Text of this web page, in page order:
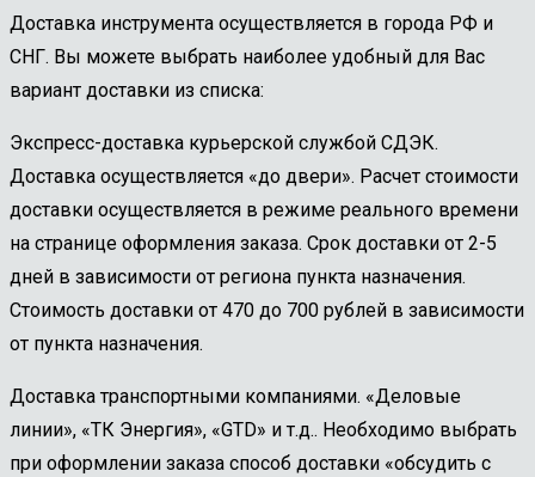
Доставка инструмента осуществляется в города РФ и
СНГ. Вы можете выбрать наиболее удобный для Вас
вариант доставки из списка:
Экспресс-доставка курьерской службой СДЭК.
Доставка осуществляется «до двери». Расчет стоимости
доставки осуществляется в режиме реального времени
на странице оформления заказа. Срок доставки от 2-5
дней в зависимости от региона пункта назначения.
Стоимость доставки от 470 до 700 рублей в зависимости
от пункта назначения.
Доставка транспортными компаниями. «Деловые
линии», «ТК Энергия», «GTD» и т.д.. Необходимо выбрать
при оформлении заказа способ доставки «обсудить с